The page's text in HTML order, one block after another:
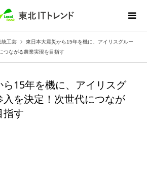
統工芸
東日本大震災から15年を機に、アイリスグルー
つながる農業実現を目指す
15年を機に、アイリスグ
を決定！次世代につなが
指す